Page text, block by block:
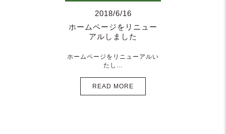
2018/6/16
ホームページをリニュー
アルしました
ホームページをリニューアルい
たし…
READ MORE